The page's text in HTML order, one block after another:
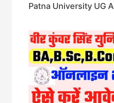
Patna University UG